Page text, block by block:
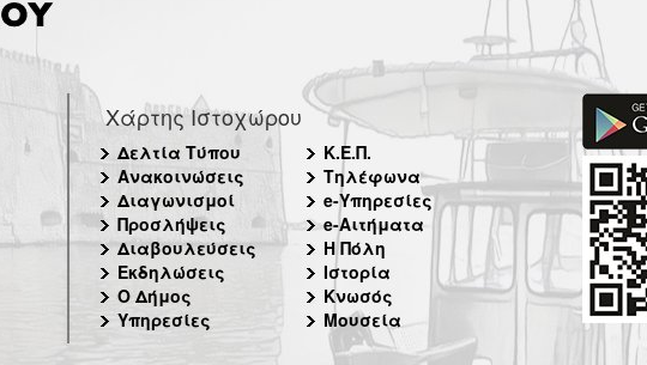
Χάρτης Ιστοχώρου
Δελτία Τύπου
Ανακοινώσεις
Διαγωνισμοί
Προσλήψεις
Διαβουλεύσεις
Εκδηλώσεις
Ο Δήμος
Υπηρεσίες
Κ.Ε.Π.
Τηλέφωνα
e-Υπηρεσίες
e-Αιτήματα
Η Πόλη
Ιστορία
Κνωσός
Μουσεία